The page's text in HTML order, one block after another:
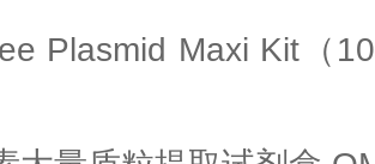
Plasmid Maxi Kit（